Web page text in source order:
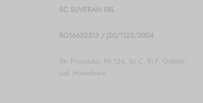
SC SUVERAN SRL
RO16632313 / J20/1123/2004
Str. Pricazului, Nr.124, Sc.C, Et.P, Orăștie,
jud. Hunedoara